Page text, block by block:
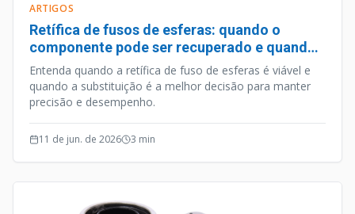
ARTIGOS
Retífica de fusos de esferas: quando o
componente pode ser recuperado e quando
deve ser substituído
Entenda quando a retífica de fuso de esferas é viável e
quando a substituição é a melhor decisão para manter
precisão e desempenho.
11 de jun. de 2026 3 min